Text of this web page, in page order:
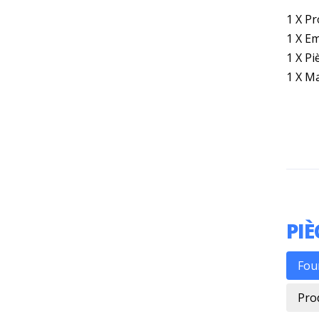
1 X
1 X
1 X
1 X